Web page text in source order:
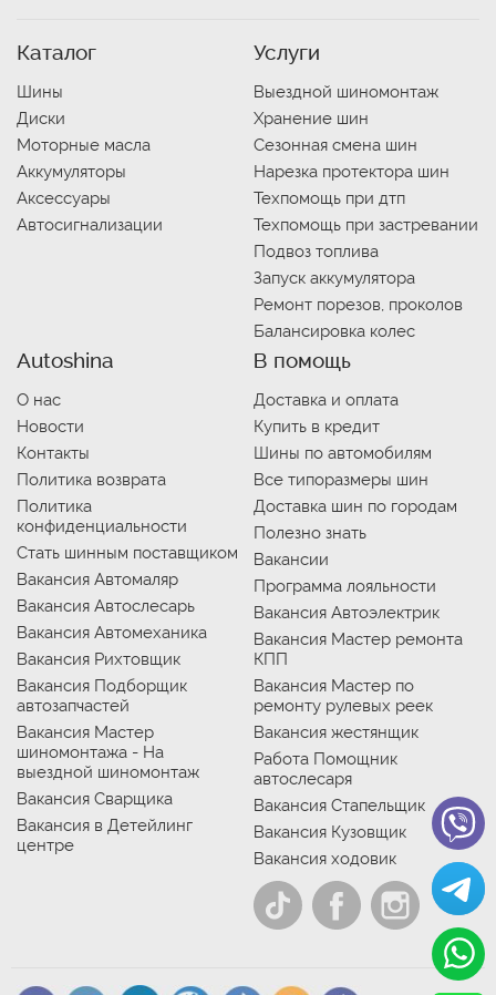
Каталог
Шины
Диски
Моторные масла
Аккумуляторы
Аксессуары
Автосигнализации
Услуги
Выездной шиномонтаж
Хранение шин
Сезонная смена шин
Нарезка протектора шин
Техпомощь при дтп
Техпомощь при застревании
Подвоз топлива
Запуск аккумулятора
Ремонт порезов, проколов
Балансировка колес
Autoshina
О нас
Новости
Контакты
Политика возврата
Политика
конфиденциальности
Стать шинным поставщиком
Вакансия Автомаляр
Вакансия Автослесарь
Вакансия Автомеханика
Вакансия Рихтовщик
Вакансия Подборщик
автозапчастей
Вакансия Мастер
шиномонтажа - На
выездной шиномонтаж
Вакансия Сварщика
Вакансия в Детейлинг
центре
В помощь
Доставка и оплата
Купить в кредит
Шины по автомобилям
Все типоразмеры шин
Доставка шин по городам
Полезно знать
Вакансии
Программа лояльности
Вакансия Автоэлектрик
Вакансия Мастер ремонта
КПП
Вакансия Мастер по
ремонту рулевых реек
Вакансия жестянщик
Работа Помощник
автослесаря
Вакансия Стапельщик
Вакансия Кузовщик
Вакансия ходовик